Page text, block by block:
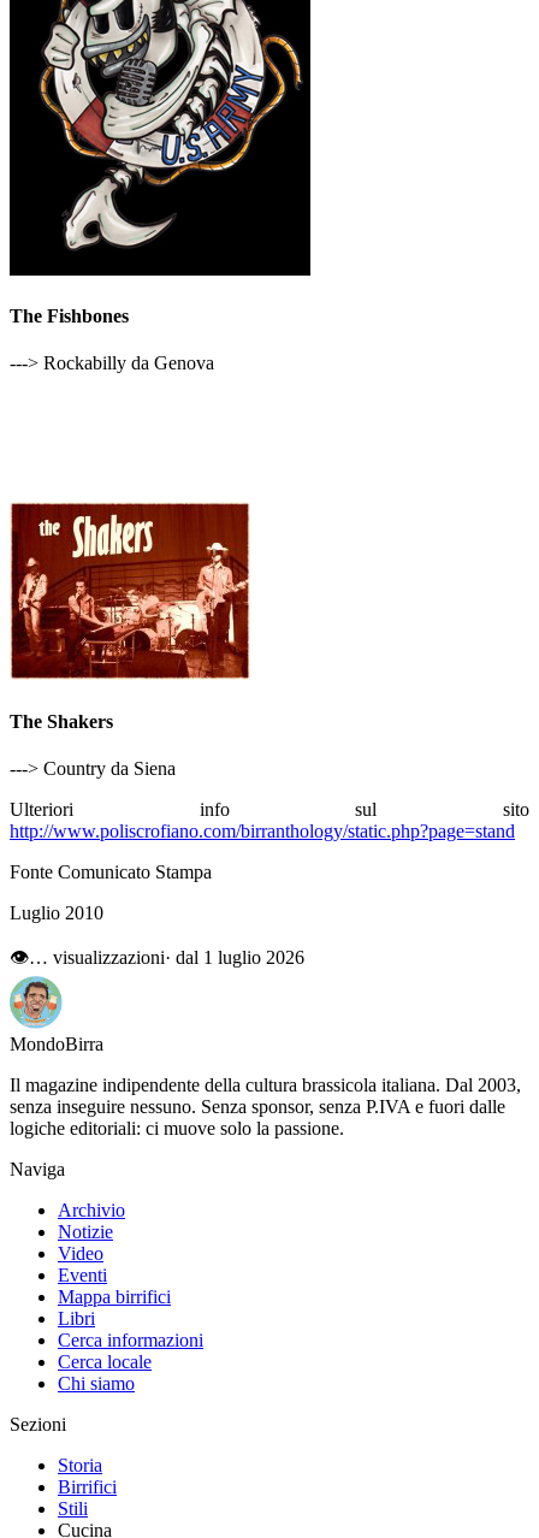
The Fishbones
---> Rockabilly da Genova
The Shakers
---> Country da Siena
Ulteriori info sul sito
http://www.poliscrofiano.com/birranthology/static.php?page=stand
Fonte Comunicato Stampa
Luglio 2010
👁… visualizzazioni· dal 1 luglio 2026
MondoBirra
Il magazine indipendente della cultura brassicola italiana. Dal 2003,
senza inseguire nessuno. Senza sponsor, senza P.IVA e fuori dalle
logiche editoriali: ci muove solo la passione.
Naviga
Archivio
Notizie
Video
Eventi
Mappa birrifici
Libri
Cerca informazioni
Cerca locale
Chi siamo
Sezioni
Storia
Birrifici
Stili
Cucina